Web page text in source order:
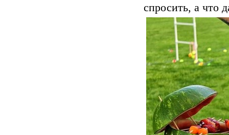
спросить, а что